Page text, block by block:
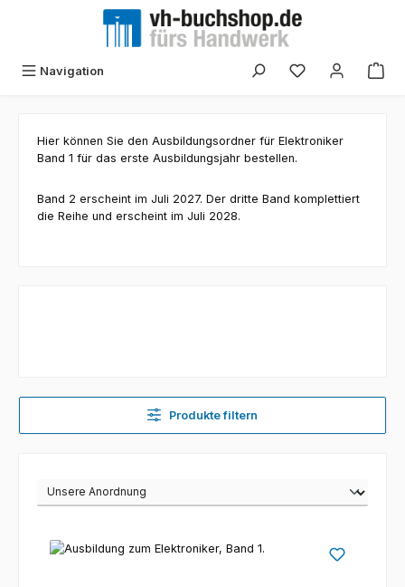
Zum Hauptinhalt springen
Navigation
Hier können Sie den Ausbildungsordner für Elektroniker
Band 1 für das erste Ausbildungsjahr bestellen.
Band 2 erscheint im Juli 2027. Der dritte Band komplettiert
die Reihe und erscheint im Juli 2028.
Produkte filtern